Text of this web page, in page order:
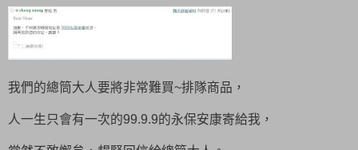
我們的總筒大人要將非常難買~排隊商品，
人一生只會有一次的99.9.9的永保安康寄給我，